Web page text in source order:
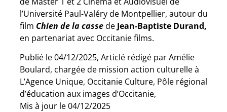
l’Université Paul-Valéry de Montpellier, autour du
film Chien de la cassede Jean-Baptiste Durand,
en partenariat avec Occitanie films.
Publié le 04/12/2025, Articlé rédigé parAmélie
Boulard, chargée de mission action culturelle à
L’Agence Unique, Occitanie Culture, Pôle régional
d’éducation aux images d’Occitanie,
Mis à jour le 04/12/2025